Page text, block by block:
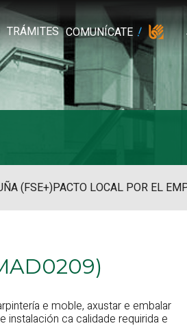
TRÁMITES COMUNÍCATE
(FSE+)PACTO LOCAL POR EL
e moble, axustar e embalar
ca calidade requirida e